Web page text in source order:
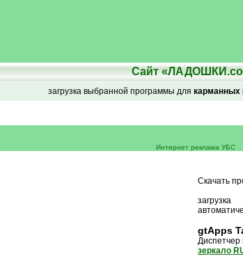
Сайт
загрузка выбранной программы для карманных
Интернет реклама УБС
Скачать
gtApps
Диспетчер
зеркало